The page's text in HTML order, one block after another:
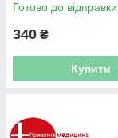
Готово до відправки
340 ₴
Купити